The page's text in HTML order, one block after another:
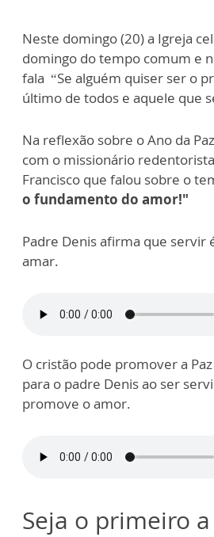
Neste domingo (20) a Igreja
domingo do tempo comum e
fala “Se alguém quiser ser o
último de todos e aquele que
Na reflexão sobre o Ano da
com o missionário
Francisco que falou sobre o
o fundamento do amor!"
Padre Denis afirma que servir
amar.
O cristão pode promover a
para o padre Denis ao ser
promove o amor.
Seja o primeiro